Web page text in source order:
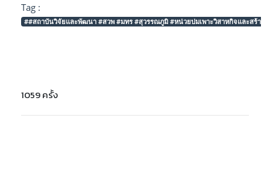
Tag :
##สถาบันวิจัยและพัฒนา #สวพ #มทร #สุวรรณภูมิ #หน่วยบ่มเพาะวิสาหกิจและสร้าง
1059 ครั้ง